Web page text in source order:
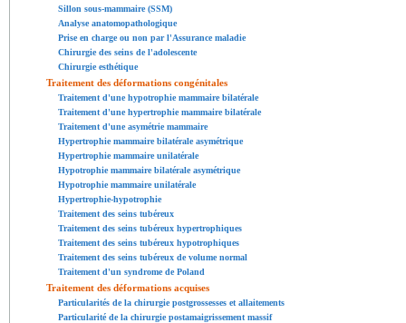
Sillon sous-mammaire (SSM)
Analyse anatomopathologique
Prise en charge ou non par l'Assurance maladie
Chirurgie des seins de l'adolescente
Chirurgie esthétique
Traitement des déformations congénitales
Traitement d'une hypotrophie mammaire bilatérale
Traitement d'une hypertrophie mammaire bilatérale
Traitement d'une asymétrie mammaire
Hypertrophie mammaire bilatérale asymétrique
Hypertrophie mammaire unilatérale
Hypotrophie mammaire bilatérale asymétrique
Hypotrophie mammaire unilatérale
Hypertrophie-hypotrophie
Traitement des seins tubéreux
Traitement des seins tubéreux hypertrophiques
Traitement des seins tubéreux hypotrophiques
Traitement des seins tubéreux de volume normal
Traitement d'un syndrome de Poland
Traitement des déformations acquises
Particularités de la chirurgie postgrossesses et allaitements
Particularité de la chirurgie postamaigrissement massif